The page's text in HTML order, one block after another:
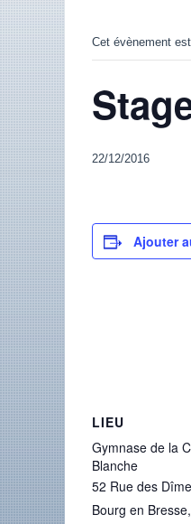
Cet évènement
22/12/2016
Ajouter
LIEU
Gymnase de la
Blanche
52 Rue des
Bourg en Bresse,